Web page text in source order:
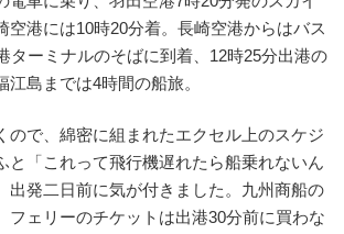
空港には10時20分着。長崎空港からはバス
ターミナルのそばに到着、12時25分出港の
江島までは4時間の船旅。
ので、綿密に組まれたエクセル上のスケジ
と「これって飛行機遅れたら船乗れないん
出発二日前に気が付きました。九州商船の
フェリーのチケットは出港30分前に買わな